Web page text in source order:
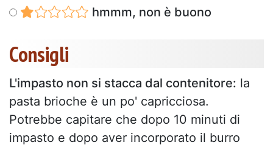
hmmm, non è buono
Consigli
L'impasto non si stacca dal contenitore: la
pasta brioche è un po' capricciosa.
Potrebbe capitare che dopo 10 minuti di
impasto e dopo aver incorporato il burro